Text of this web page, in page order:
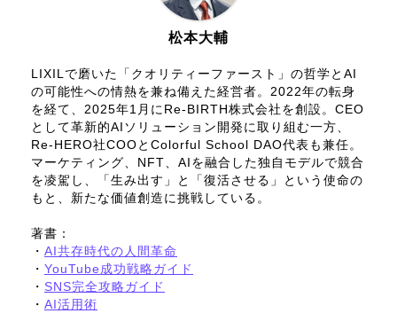
松本大輔
LIXILで磨いた「クオリティーファースト」の哲学とAI
の可能性への情熱を兼ね備えた経営者。2022年の転身
を経て、2025年1月にRe-BIRTH株式会社を創設。CEO
として革新的AIソリューション開発に取り組む一方、
Re-HERO社COOとColorful School DAO代表も兼任。
マーケティング、NFT、AIを融合した独自モデルで競合
を凌駕し、「生み出す」と「復活させる」という使命の
もと、新たな価値創造に挑戦している。
著書：
・ AI共存時代の人間革命
・ YouTube成功戦略ガイド
・ SNS完全攻略ガイド
・ AI活用術